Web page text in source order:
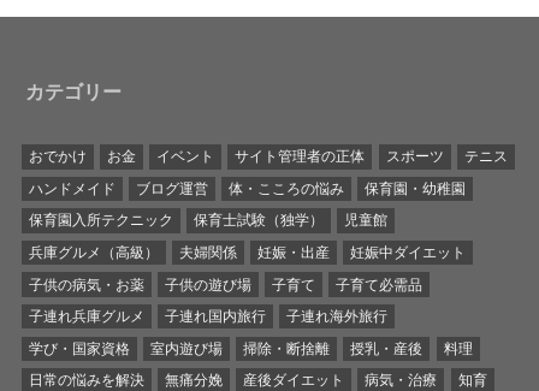
カテゴリー
おでかけ お金 イベント サイト管理者の正体 スポーツ
テニス
ハンドメイド
ブログ運営 体・こころの悩み
保育園・幼稚園
保育園入所テクニック
保育士試験（独学）
児童館
兵庫グルメ（高級）
夫婦関係 妊娠・出産
妊娠中ダイエット
子供の病気・お薬
子供の遊び場 子育て
子育て必需品
子連れ兵庫グルメ
子連れ国内旅行
子連れ海外旅行
学び・国家資格
室内遊び場 掃除・断捨離 授乳・産後
料理
日常の悩みを解決
無痛分娩 産後ダイエット 病気・治療
知育